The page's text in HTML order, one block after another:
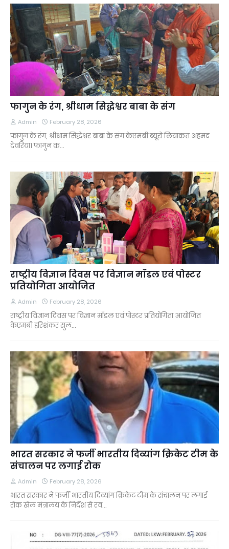
फागुन के रंग, श्रीधाम सिद्धेश्वर बाबा के संग
Admin February 28, 2026
फागुन के रंग, श्रीधाम सिद्धेश्वर बाबा के संग केएमबी ब्यूरो लियाकत अहमद
देवरिया। फागुन क…
राष्ट्रीय विज्ञान दिवस पर विज्ञान मॉडल एवं पोस्टर
प्रतियोगिता आयोजित
Admin February 28, 2026
राष्ट्रीय विज्ञान दिवस पर विज्ञान मॉडल एवं पोस्टर प्रतियोगिता आयोजित
केएमबी हरिशंकर सुल…
भारत सरकार ने फर्जी भारतीय दिव्यांग क्रिकेट टीम के
संचालन पर लगाई रोक
Admin February 28, 2026
भारत सरकार ने फर्जी भारतीय दिव्यांग क्रिकेट टीम के संचालन पर लगाई
रोक खेल मंत्रालय के निर्देश से रव…